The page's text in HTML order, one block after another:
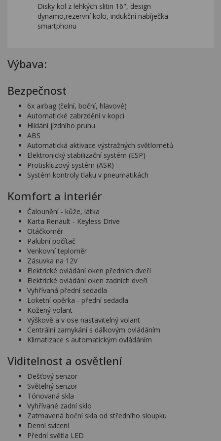
Disky kol z lehkých slitin 16", design
dynamo,rezervní kolo, indukční nabíječka
smartphonu
Výbava:
Bezpečnost
6x airbag (čelní, boční, hlavové)
Automatické zabrzdění v kopci
Hlídání jízdního pruhu
ABS
Automatická aktivace výstražných světlometů
Elektronický stabilizační systém (ESP)
Protiskluzový systém (ASR)
Systém kontroly tlaku v pneumatikách
Komfort a interiér
Čalounění - kůže, látka
Karta Renault - Keyless Drive
Otáčkoměr
Palubní počítač
Venkovní teploměr
Zásuvka na 12V
Elektrické ovládání oken předních dveří
Elektrické ovládání oken zadních dveří
Vyhřívaná přední sedadla
Loketní opěrka - přední sedadla
Kožený volant
Výškově a v ose nastavitelný volant
Centrální zamykání s dálkovým ovládáním
Klimatizace s automatickým ovládáním
Viditelnost a osvětlení
Dešťový senzor
Světelný senzor
Tónovaná skla
Vyhřívané zadní sklo
Zatmavená boční skla od středního sloupku
Denní svícení
Přední světla LED